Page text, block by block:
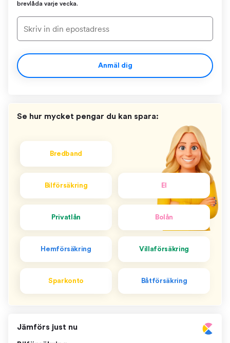
brevlåda varje vecka.
Anmäl dig
Se hur mycket pengar du kan spara:
Bredband
Bilförsäkring El
Privatlån Bolån
Hemförsäkring Villaförsäkring
Sparkonto Båtförsäkring
Jämförs just nu